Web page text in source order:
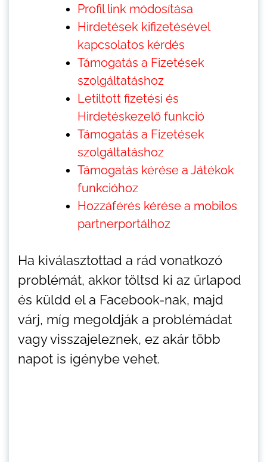
Profil link módosítása
Hirdetések kifizetésével
kapcsolatos kérdés
Támogatás a Fizetések
szolgáltatáshoz
Letiltott fizetési és
Hirdetéskezelő funkció
Támogatás a Fizetések
szolgáltatáshoz
Támogatás kérése a Játékok
funkcióhoz
Hozzáférés kérése a mobilos
partnerportálhoz
Ha kiválasztottad a rád vonatkozó
problémát, akkor töltsd ki az űrlapod
és küldd el a Facebook-nak, majd
várj, míg megoldják a problémádat
vagy visszajeleznek, ez akár több
napot is igénybe vehet.